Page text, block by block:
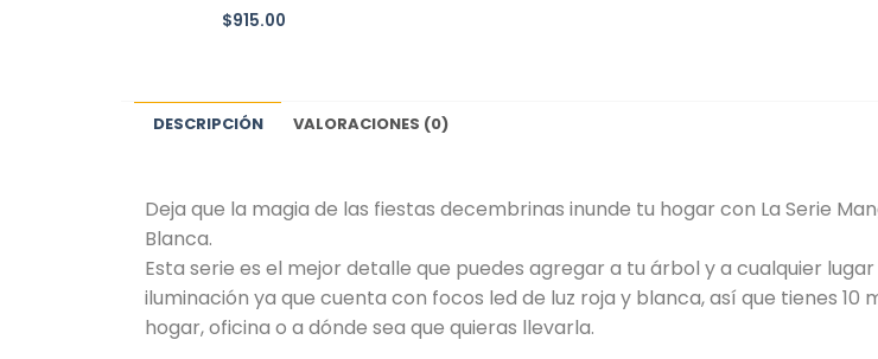
$915.00
DESCRIPCIÓN VALORACIONES (0)
Deja que la magia de las fiestas decembrinas inunde tu hogar con La Serie
Blanca.
Esta serie es el mejor detalle que puedes agregar a tu árbol y a cualquier
iluminación ya que cuenta con focos led de luz roja y blanca, así que tienes
hogar, oficina o a dónde sea que quieras llevarla.